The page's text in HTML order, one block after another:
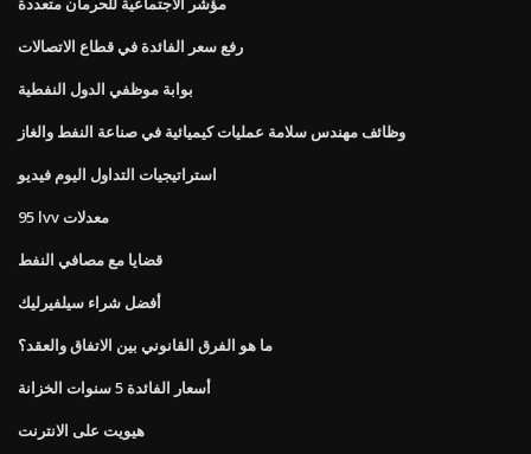
رفع سعر الفائدة في قطاع الاتصالات
بوابة موظفي الدول النفطية
وظائف مهندس سلامة عمليات كيميائية في صناعة النفط والغاز
استراتيجيات التداول اليوم فيديو
95 lvv معدلات
قضايا مع مصافي النفط
أفضل شراء سيلفيرليك
ما هو الفرق القانوني بين الاتفاق والعقد؟
أسعار الفائدة 5 سنوات الخزانة
هيويت على الانترنت